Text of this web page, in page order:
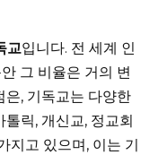
교입니다. 전 세계 인
그 비율은 거의 변
은, 기독교는 다양한
릭, 개신교, 정교회
지고 있으며, 이는 기